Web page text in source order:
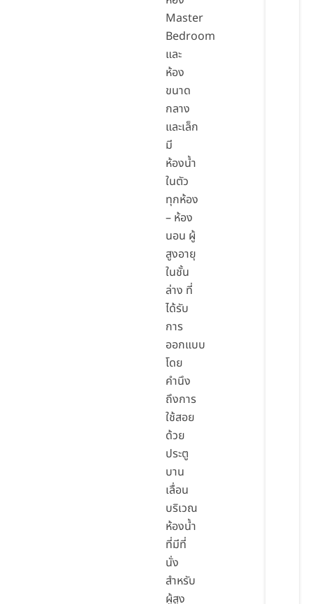
Master
Bedroom
และ
ห้อง
ขนาด
กลาง
และเล็ก
มี
ห้องน้ำ
ในตัว
ทุกห้อง
– ห้อง
นอน ผู้
สูงอายุ
ในชั้น
ล่าง ที่
ได้รับ
การ
ออกแบบ
โดย
คำนึง
ถึงการ
ใช้สอย
ด้วย
ประตู
บาน
เลื่อน
บริเวณ
ห้องน้ำ
ที่มีที่
นั่ง
สำหรับ
ผู้สูง